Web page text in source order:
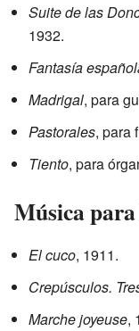
Suite de las
1932.
Fantasía
Madrigal, para
Pastorales, para
Tiento, para
Música
El cuco, 1911.
Crepúsculos.
Marche joyeuse,